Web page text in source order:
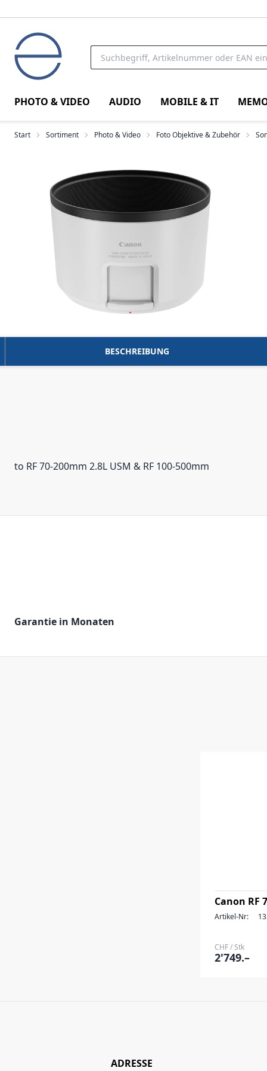
PHOTO & VIDEO AUDIO MOBILE & IT
Start Sortiment Photo & Video Foto Objektive & Zubehör
BESCHREIBUNG
to RF 70-200mm 2.8L USM & RF 100-500mm
Garantie in Monaten
Canon RF
Artikel-Nr:
CHF / Stk
2'749.–
ADRESSE